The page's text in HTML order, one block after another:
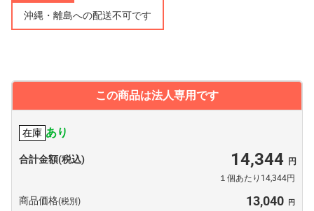
沖縄・離島への配送不可です
この商品は法人専用です
在庫 あり
合計金額(税込) 14,344
１個あたり14,344円
商品価格(税別) 13,040